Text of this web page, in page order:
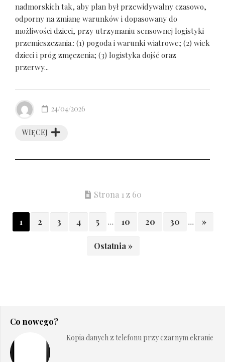
nadmorskich tak, aby plan był przewidywalny czasowo,
odporny na zmianę warunków i dopasowany do
możliwości dzieci, przy utrzymaniu sensownej logistyki
przemieszczania.: (1) pogoda i warunki wiatrowe; (2) wiek
dzieci i próg zmęczenia; (3) logistyka dojść oraz
przerwy...
WIĘCEJ
24/04/2026
Strona 1 z 60
1 2 3 4 5 ... 10 20 30 ... »
Ostatnia »
Co nowego?
Kopia danych z telefonu przy czarnym ekranie